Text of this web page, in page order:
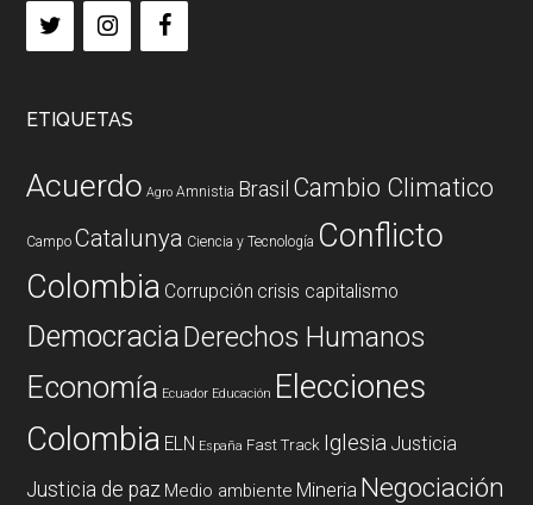
ETIQUETAS
Acuerdo Agro Amnistia Brasil Cambio Climatico
Campo Catalunya Ciencia y Tecnología Conflicto
Colombia Corrupción crisis capitalismo
DemocraciaDerechos Humanos
Economía Ecuador Educación Elecciones
Colombia ELN España Fast Track Iglesia Justicia
Justicia de paz Medio ambiente Mineria Negociación